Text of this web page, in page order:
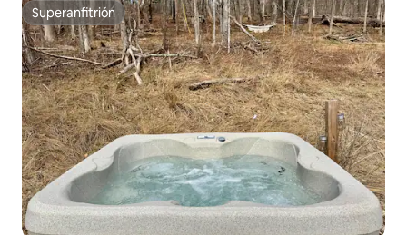
Superanfitrión
Superanfitrión